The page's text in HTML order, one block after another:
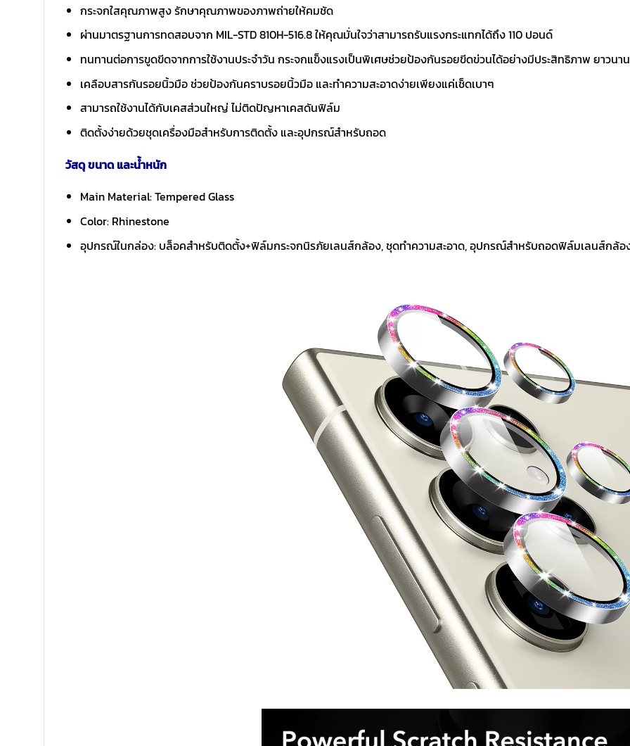
กระจกใสคุณภาพสูง รักษาคุณภาพของภาพถ่ายให้คมชัด
ผ่านมาตรฐานการทดสอบจาก MIL-STD 810H-516.8 ให้คุณมั่นใจว่าสามารถรับแรงกระแทกได้ถึง 110 ปอนด์
ทนทานต่อการขูดขีดจากการใช้งานประจำวัน กระจกแข็งแรงเป็นพิเศษช่วยป้องกันรอยขีดข่วนได้อย่างมีประสิทธิภาพ ยาวนา
เคลือบสารกันรอยนิ้วมือ ช่วยป้องกันคราบรอยนิ้วมือ และทำความสะอาดง่ายเพียงแค่เช็ดเบาๆ
สามารถใช้งานได้กับเคสส่วนใหญ่ ไม่ติดปัญหาเคสดันฟิล์ม
ติดตั้งง่ายด้วยชุดเครื่องมือสำหรับการติดตั้ง และอุปกรณ์สำหรับถอด
วัสดุ ขนาด และน้ำหนัก
Main Material: Tempered Glass
Color: Rhinestone
อุปกรณ์ในกล่อง: บล็อคสำหรับติดตั้ง+ฟิล์มกระจกนิรภัยเลนส์กล้อง, ชุดทำความสะอาด, อุปกรณ์สำหรับถอดฟิล์มเลนส์กล้อ